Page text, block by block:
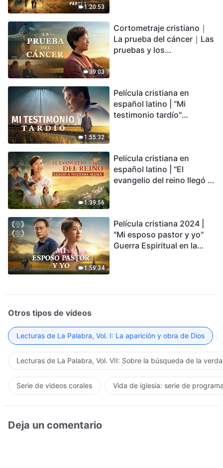
1:20:53
encontrarás refugio?
39:03
Cortometraje cristiano｜
La prueba del cáncer｜Las
pruebas y los
1:55:32
Película cristiana en
español latino | "Mi
testimonio tardío"
conmovedor
1:39:56
Película cristiana en
español latino | "El
evangelio del reino llegó a
1:59:34
Película cristiana 2024 |
"Mi esposo pastor y yo"
Guerra Espiritual en la
Otros tipos de vídeos
Lecturas de La Palabra, Vol. I: La aparición y obra de Dios
Lecturas de La Palabra, Vol. VII: Sobre la búsqueda de la
Serie de videos corales Vida de iglesia: serie de
Deja un comentario